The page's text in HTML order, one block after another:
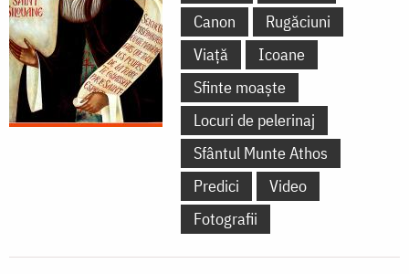
Canon
Rugăciuni
Viață
Icoane
Sfinte moaște
Locuri de pelerinaj
Sfântul Munte Athos
Predici
Video
Fotografii